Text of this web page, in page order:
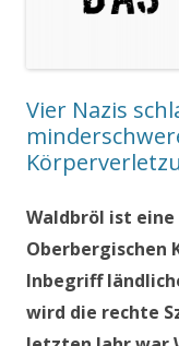
Vier Nazis
Waldbröl ist
Oberbergischen
Inbegriff
wird die rechte